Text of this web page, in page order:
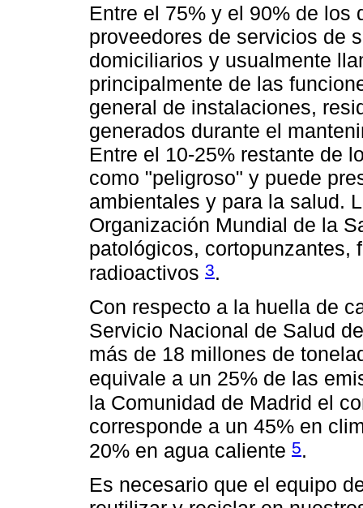
Entre el 75% y el 90% de los
proveedores de servicios de
domiciliarios y usualmente
principalmente de las
general de instalaciones,
generados durante el
Entre el 10-25% restante de
como "peligroso" y puede
ambientales y para la salud.
Organización Mundial de la
patológicos, cortopunzantes,
radioactivos 3.
Con respecto a la huella de
Servicio Nacional de Salud
más de 18 millones de
equivale a un 25% de las
la Comunidad de Madrid el
corresponde a un 45% en
20% en agua caliente 5.
Es necesario que el equipo